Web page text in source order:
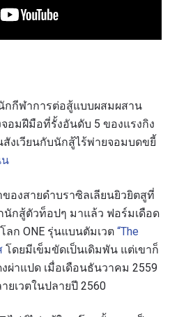
กกีฬาการต่อสู้แบบผสมผสาน
อมฝีมือที่รั้งอันดับ 5 ของแรงกิง
งเวียนกับนักสู้ไร้พ่ายจอมบดขยี้
น
องสายดำบราซิลเลียนยิวยิตสูที่
กสู้ตัวท็อปๆ มาแล้ว ฟอร์มเดือด
ก ONE รุ่นแบนตัมเวต “The
โดยมีเข็มขัดเป็นเดิมพัน แต่เขาก็
าแปด เมื่อเดือนธันวาคม 2559
เวตในปลายปี 2560